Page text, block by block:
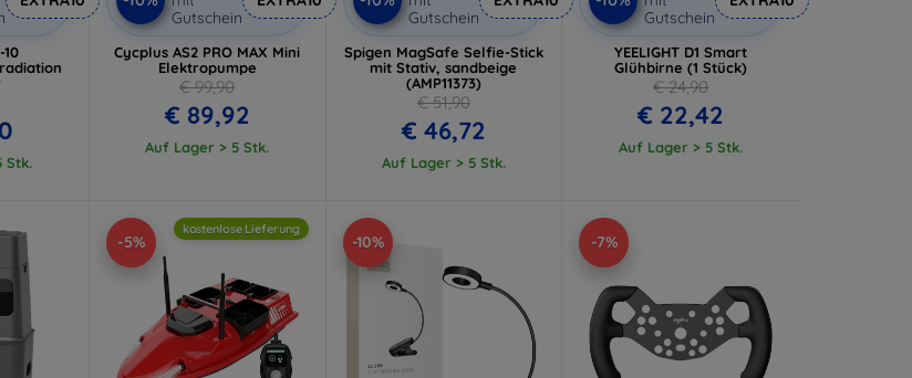
10
Stk.
Gutschein
Cycplus AS2 PRO MAX Mini
Elektropumpe
€ 99,90
€ 89,92
Auf Lager > 5 Stk.
Gutschein
Spigen MagSafe Selfie-Stick
mit Stativ, sandbeige
(AMP11373)
€ 51,90
€ 46,72
Auf Lager > 5 Stk.
Gutschein
YEELIGHT D1 Smart
Glühbirne (1 Stück)
€ 24,90
€ 22,42
Auf Lager > 5 Stk.
-5%
kostenlose Lieferung
-10% -7%